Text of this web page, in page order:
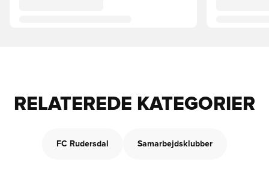
RELATEREDE KATEGORIER
FC Rudersdal Samarbejdsklubber